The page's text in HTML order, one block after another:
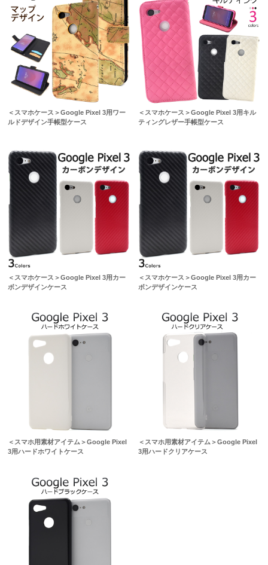
＜スマホケース＞Google Pixel 3用ワー
ルドデザイン手帳型ケース
＜スマホケース＞Google Pixel 3用キル
ティングレザー手帳型ケース
＜スマホケース＞Google Pixel 3用カー
ボンデザインケース
＜スマホケース＞Google Pixel 3用カー
ボンデザインケース
＜スマホ用素材アイテム＞Google Pixel
3用ハードホワイトケース
＜スマホ用素材アイテム＞Google Pixel
3用ハードクリアケース